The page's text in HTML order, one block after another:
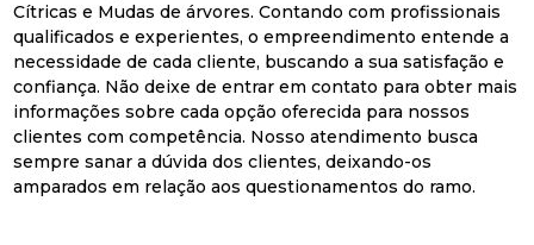
Cítricas e Mudas de árvores. Contando com profissionais
qualificados e experientes, o empreendimento entende a
necessidade de cada cliente, buscando a sua satisfação e
confiança. Não deixe de entrar em contato para obter mais
informações sobre cada opção oferecida para nossos
clientes com competência. Nosso atendimento busca
sempre sanar a dúvida dos clientes, deixando-os
amparados em relação aos questionamentos do ramo.